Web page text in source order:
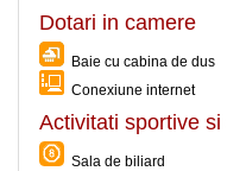
Dotari in camere
Baie cu cabina de dus
Conexiune internet
Activitati sportive
Sala de biliard